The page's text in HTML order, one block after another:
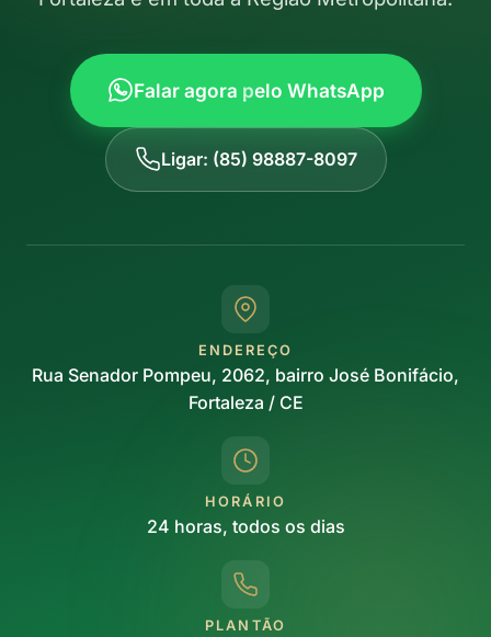
Falar agora pelo WhatsApp
Ligar: (85) 98887-8097
ENDEREÇO
Rua Senador Pompeu, 2062, bairro José Bonifácio,
Fortaleza / CE
HORÁRIO
24 horas, todos os dias
PLANTÃO